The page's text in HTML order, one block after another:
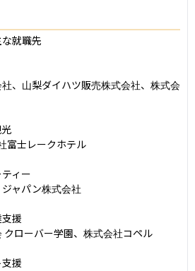
就職先
、山梨ダイハツ販売株式会社、株式会
富士レークホテル
ィー
ャパン株式会社
援
ローバー学園、株式会社コペル
援